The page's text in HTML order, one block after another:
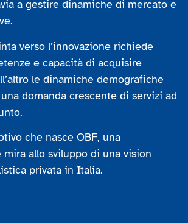
a gestire dinamiche di mercato e
verso l’innovazione richiede
e capacità di acquisire
le dinamiche demografiche
domanda crescente di servizi ad
che nasce OBF, una
allo sviluppo di una vision
privata in Italia.